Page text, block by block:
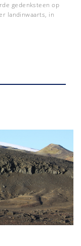
gedenksteen op
landinwaarts, in